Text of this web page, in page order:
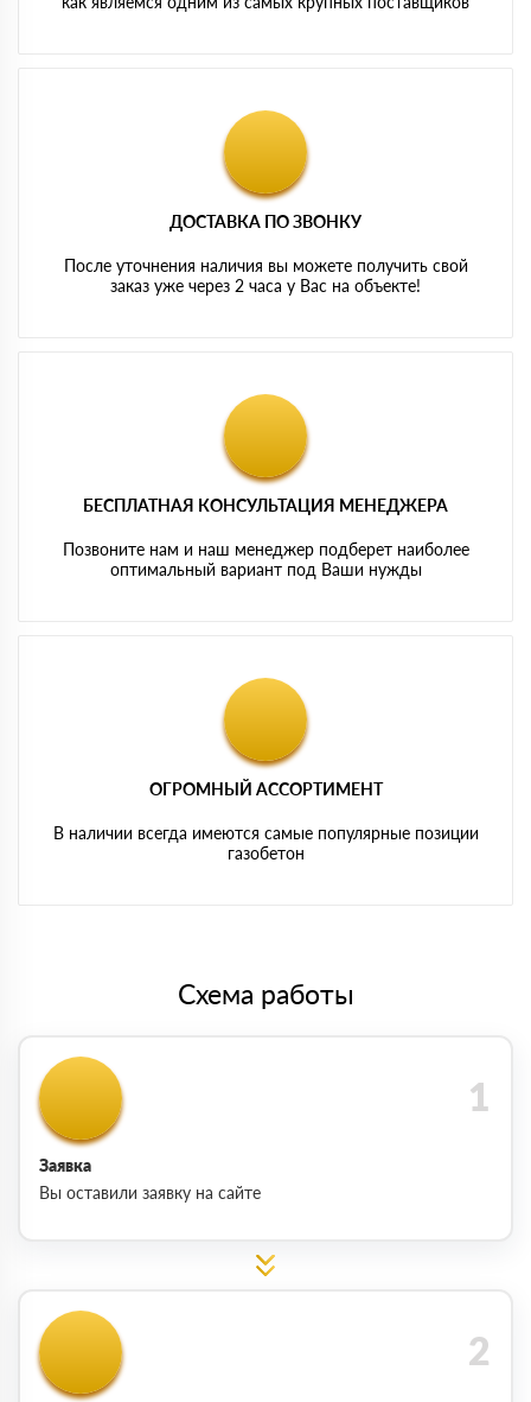
ДОСТАВКА ПО ЗВОНКУ
После уточнения наличия вы можете получить свой
заказ уже через 2 часа у Вас на объекте!
БЕСПЛАТНАЯ КОНСУЛЬТАЦИЯ МЕНЕДЖЕРА
Позвоните нам и наш менеджер подберет наиболее
оптимальный вариант под Ваши нужды
ОГРОМНЫЙ АССОРТИМЕНТ
В наличии всегда имеются самые популярные позиции
газобетон
Схема работы
Заявка
Вы оставили заявку на сайте